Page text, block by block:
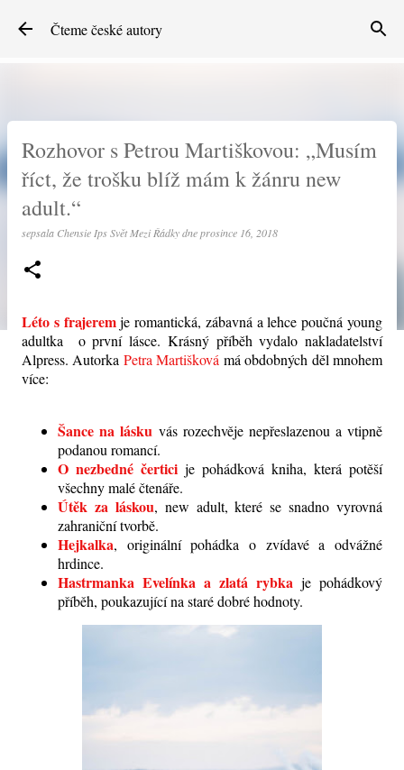
Přeskočit na hlavní obsah
Čteme české autory
Rozhovor s Petrou Martiškovou: „Musím
říct, že trošku blíž mám k žánru new
adult.“
sepsala Chensie Ips Svět Mezi Řádkydneprosince 16, 2018
Léto s frajeremje romantická, zábavná a lehce poučná young
adultka o první lásce. Krásný příběh vydalo nakladatelství
Alpress. Autorka Petra Martišková má obdobných děl mnohem
více:
Šance na lásku vás rozechvěje nepřeslazenou a vtipně
podanou romancí.
O nezbedné čertici je pohádková kniha, která potěší
všechny malé čtenáře.
Útěk za láskou, new adult, které se snadno vyrovná
zahraniční tvorbě.
Hejkalka, originální pohádka o zvídavé a odvážné
hrdince.
Hastrmanka Evelínka a zlatá rybka je pohádkový
příběh, poukazující na staré dobré hodnoty.